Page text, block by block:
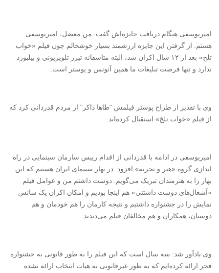
امیریوسفی هنگام دریافت جایزه‌اش گفت: من معضل، امیریوسفی
هستم. از گرفتن این جایزه ارزشمند بسیار خوشحالم چون فیلم «خواب
تلخ» بعد از ۱۲ سال اکران شد، البته متاسفانه تیزر تلویزیونی و بیلبورد
ندارد و تنها فرصت تبلیغات ما همین آنونس و پوستر است.
وی با تقدیر از طراح پوستر فیلمش "طاها ذاکر" از مردم قدردانی کرد که
از فیلم «خواب تلخ» استقبال کرده‌اند.
امیریوسفی در ادامه با قدردانی از اقدام رییس سازمان سینمایی در راه
اندازی گروه «هنر و تجربه» افزود: در بهار سینمای ایران هستیم که این
بهار را به هنرمندان تبریک می‌گویم. دوست داشتم من و عوامل فیلم
«آشغال‌های دوست داشتنی» هم اینجا بودیم و امکان اکران یک سانس
نمایش را در جشنواره داشتیم و نتیجه کارمان را هم خودمان و هم
دوستان، همکاران و هم مخالفان فیلم می‌دیدند.
وی یادآور شد: سه سال است که این فیلم را به طور قانونی به جشنواره
فجر ارائه کرده‌ایم که به طور غیرقانونی به هیات انتخاب ارائه نشده